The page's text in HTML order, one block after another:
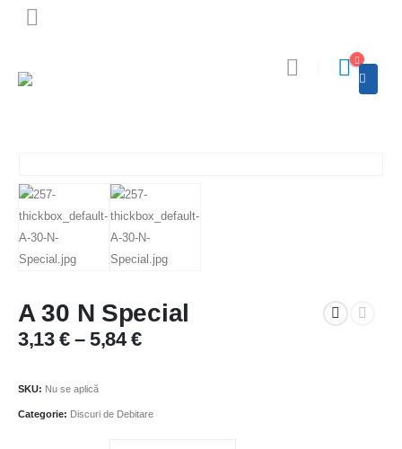
A 30 N Special
3,13 €–5,84€
SKU: Nu se aplică
Categorie: Discuri de Debitare